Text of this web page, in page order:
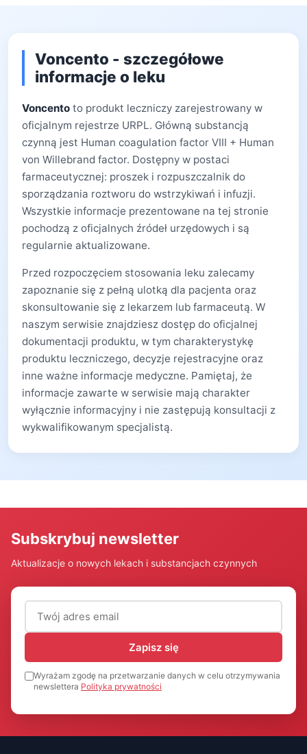
Voncento - szczegółowe
informacje o leku
Voncento to produkt leczniczy zarejestrowany w
oficjalnym rejestrze URPL. Główną substancją
czynną jest Human coagulation factor VIII + Human
von Willebrand factor. Dostępny w postaci
farmaceutycznej: proszek i rozpuszczalnik do
sporządzania roztworu do wstrzykiwań i infuzji.
Wszystkie informacje prezentowane na tej stronie
pochodzą z oficjalnych źródeł urzędowych i są
regularnie aktualizowane.
Przed rozpoczęciem stosowania leku zalecamy
zapoznanie się z pełną ulotką dla pacjenta oraz
skonsultowanie się z lekarzem lub farmaceutą. W
naszym serwisie znajdziesz dostęp do oficjalnej
dokumentacji produktu, w tym charakterystykę
produktu leczniczego, decyzje rejestracyjne oraz
inne ważne informacje medyczne. Pamiętaj, że
informacje zawarte w serwisie mają charakter
wyłącznie informacyjny i nie zastępują konsultacji z
wykwalifikowanym specjalistą.
Subskrybuj newsletter
Aktualizacje o nowych lekach i substancjach czynnych
Adres email (wymagany)
Zapisz się
Wyrażam zgodę na przetwarzanie danych w celu otrzymywania
newslettera Polityka prywatności